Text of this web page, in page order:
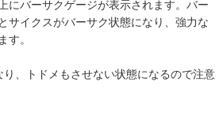
にバーサクゲージが表示されます。バー
サイクスがバーサク状態になり、強力な
す。
、トドメもさせない状態になるので注意